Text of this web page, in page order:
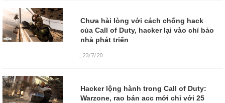
Chưa hài lòng với cách chống hack
của Call of Duty, hacker lại vào chỉ bảo
nhà phát triển
, 23/7/20
Hacker lộng hành trong Call of Duty:
Warzone, rao bán acc mới chỉ với 25